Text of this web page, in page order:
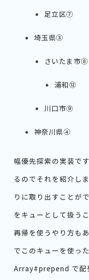
足立区⑦
埼玉県③
さいたま市⑧
浦和⑫
川口市⑨
神奈川県④
幅優先探索の実装で
るのでそれを紹介し
りに取り出すことが
をキューとして扱う
再帰を使うやり方も
でこのキューを使った
Array#prepend で配